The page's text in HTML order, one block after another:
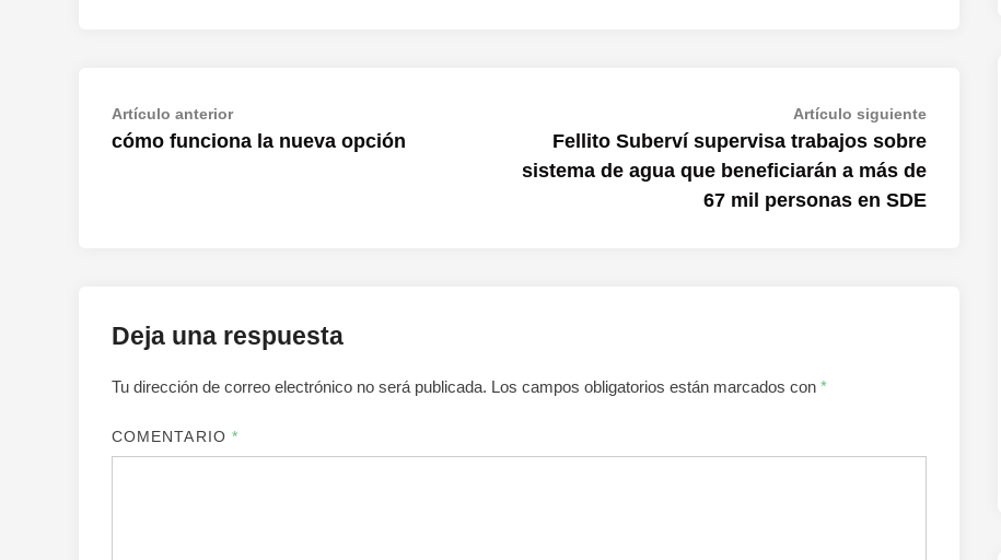
Navegación
de
Artículo anteriorArtículo
anterior:
cómo funciona la nueva opción
Artículo siguienteArtículo
siguiente:
Fellito Suberví supervisa trabajos sobre
sistema de agua que beneficiarán a más de
67 mil personas en SDE
Deja una respuesta
Tu dirección de correo electrónico no será publicada. Los campos obligatorios están marcados con *
COMENTARIO *